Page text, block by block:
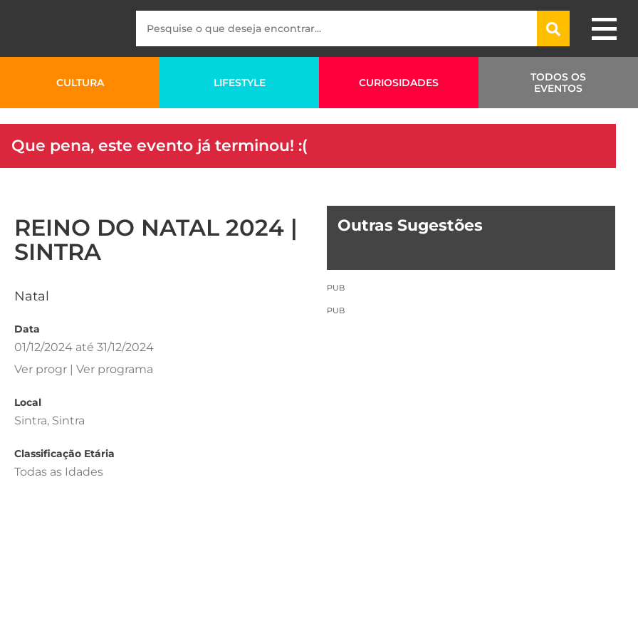
CULTURA LIFESTYLE CURIOSIDADES
TODOS OS
EVENTOS
Que pena, este evento já terminou! :(
REINO DO NATAL 2024 |
SINTRA
Natal
Data
01/12/2024 até 31/12/2024
Ver progr | Ver programa
Local
Sintra, Sintra
Classificação Etária
Todas as Idades
Outras Sugestões
PUB
PUB